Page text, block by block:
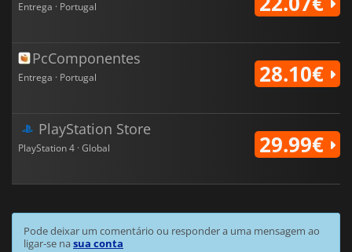
Entrega · Portugal
PcComponentes
Entrega · Portugal 28.10€
PlayStation Store
PlayStation 4 · Global 29.99€
Pode deixar um comentário ou responder a uma mensagem ao
ligar-se nasua conta